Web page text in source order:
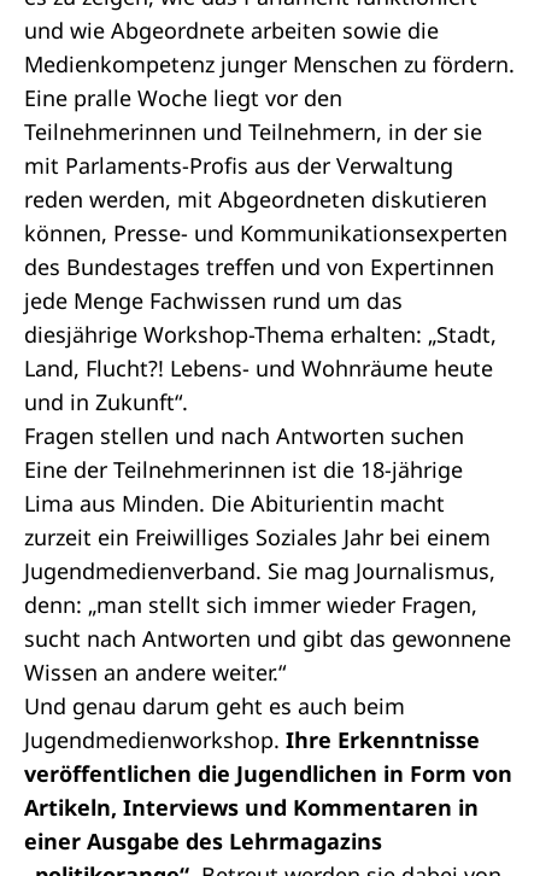
und wie Abgeordnete arbeiten sowie die
Medienkompetenz junger Menschen zu fördern.
Eine pralle Woche liegt vor den
Teilnehmerinnen und Teilnehmern, in der sie
mit Parlaments-Profis aus der Verwaltung
reden werden, mit Abgeordneten diskutieren
können, Presse- und Kommunikationsexperten
des Bundestages treffen und von Expertinnen
jede Menge Fachwissen rund um das
diesjährige Workshop-Thema erhalten: „Stadt,
Land, Flucht?! Lebens- und Wohnräume heute
und in Zukunft“.
Fragen stellen und nach Antworten suchen
Eine der Teilnehmerinnen ist die 18-jährige
Lima aus Minden. Die Abiturientin macht
zurzeit ein Freiwilliges Soziales Jahr bei einem
Jugendmedienverband. Sie mag Journalismus,
denn: „man stellt sich immer wieder Fragen,
sucht nach Antworten und gibt das gewonnene
Wissen an andere weiter.“
Und genau darum geht es auch beim
Jugendmedienworkshop. Ihre Erkenntnisse
veröffentlichen die Jugendlichen in Form von
Artikeln, Interviews und Kommentaren in
einer Ausgabe des Lehrmagazins